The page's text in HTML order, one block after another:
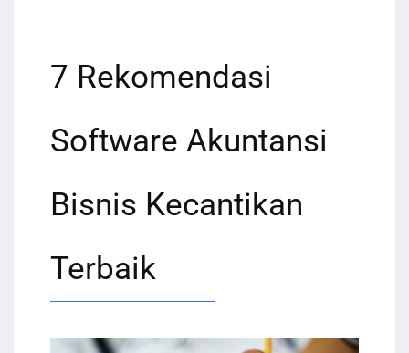
7 Rekomendasi
Software Akuntansi
Bisnis Kecantikan
Terbaik